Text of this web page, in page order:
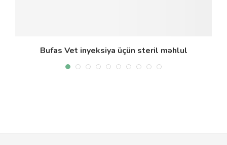
Bufas Vet inyeksiya üçün steril məhlul